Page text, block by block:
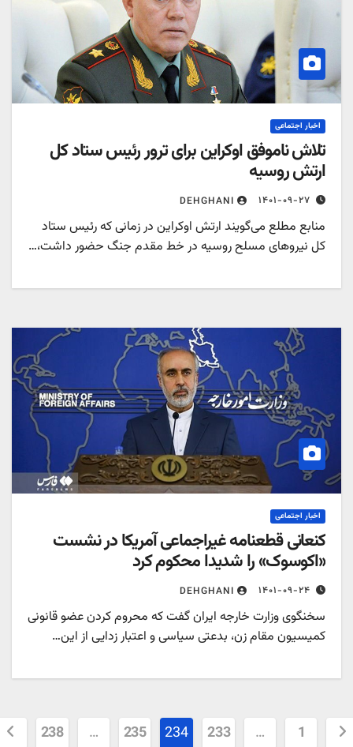
اخبار اجتماعی
تلاش ناموفق اوکراین برای ترور رئیس ستاد کل
ارتش روسیه
۱۴۰۱-۰۹-۲۷ DEHGHANI
منابع مطلع می‌گویند ارتش اوکراین در زمانی که رئیس ستاد
کل نیروهای مسلح روسیه در خط مقدم جنگ حضور داشت،…
اخبار اجتماعی
کنعانی قطعنامه غیراجماعی آمریکا در نشست
«اکوسوک» را شدیدا محکوم کرد
۱۴۰۱-۰۹-۲۴ DEHGHANI
سخنگوی وزارت خارجه ایران گفت که محروم کردن عضو قانونی
کمیسیون مقام زن، بدعتی سیاسی و اعتبار زدایی از این…
233
234
235
238